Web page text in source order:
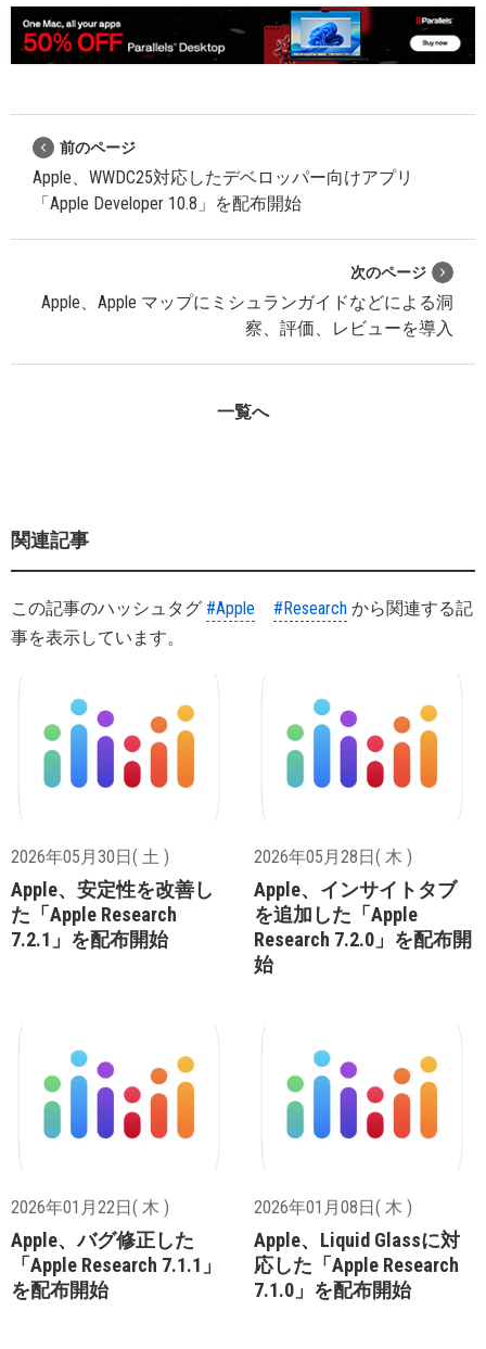
前のページ
Apple、WWDC25対応したデベロッパー向けアプリ
「Apple Developer 10.8」を配布開始
次のページ
Apple、Apple マップにミシュランガイドなどによる洞
察、評価、レビューを導入
一覧へ
関連記事
この記事のハッシュタグ #Apple #Research から関連する記
事を表示しています。
2026年05月30日( 土 )
Apple、安定性を改善し
た「Apple Research
7.2.1」を配布開始
2026年05月28日( 木 )
Apple、インサイトタブ
を追加した「Apple
Research 7.2.0」を配布開
始
2026年01月22日( 木 )
Apple、バグ修正した
「Apple Research 7.1.1」
を配布開始
2026年01月08日( 木 )
Apple、Liquid Glassに対
応した「Apple Research
7.1.0」を配布開始